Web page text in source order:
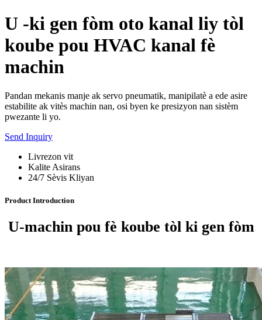
U -ki gen fòm oto kanal liy tòl
koube pou HVAC kanal fè
machin
Pandan mekanis manje ak servo pneumatik, manipilatè a ede asire
estabilite ak vitès machin nan, osi byen ke presizyon nan sistèm
pwezante li yo.
Send Inquiry
Livrezon vit
Kalite Asirans
24/7 Sèvis Kliyan
Product Introduction
U-machin pou fè koube tòl ki gen fòm